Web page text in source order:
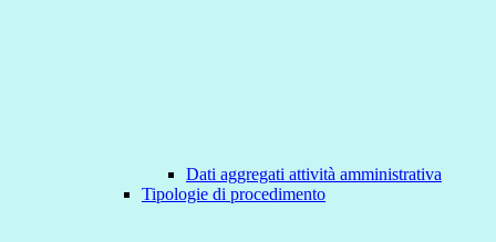
Dati aggregati attività amministrativa
Tipologie di procedimento